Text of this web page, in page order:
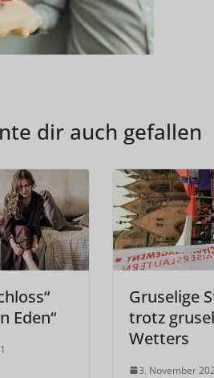
dir auch gefallen
Eden“
Gruselige
trotz
Wetters
3. November